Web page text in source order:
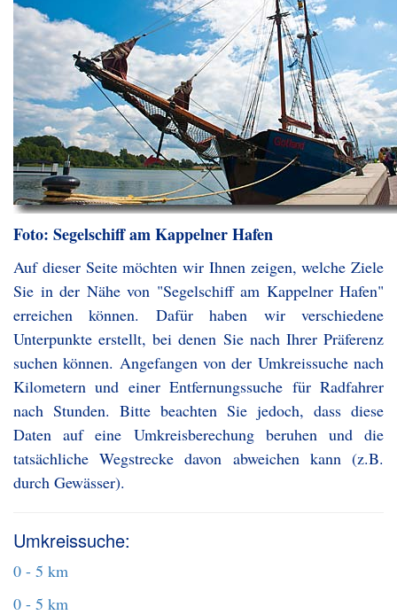
Foto: Segelschiff am Kappelner Hafen
Auf dieser Seite möchten wir Ihnen zeigen, welche Ziele
Sie in der Nähe von "Segelschiff am Kappelner Hafen"
erreichen können. Dafür haben wir verschiedene
Unterpunkte erstellt, bei denen Sie nach Ihrer Präferenz
suchen können. Angefangen von der Umkreissuche nach
Kilometern und einer Entfernungssuche für Radfahrer
nach Stunden. Bitte beachten Sie jedoch, dass diese
Daten auf eine Umkreisberechung beruhen und die
tatsächliche Wegstrecke davon abweichen kann (z.B.
durch Gewässer).
Umkreissuche:
0 - 5 km
0 - 5 km